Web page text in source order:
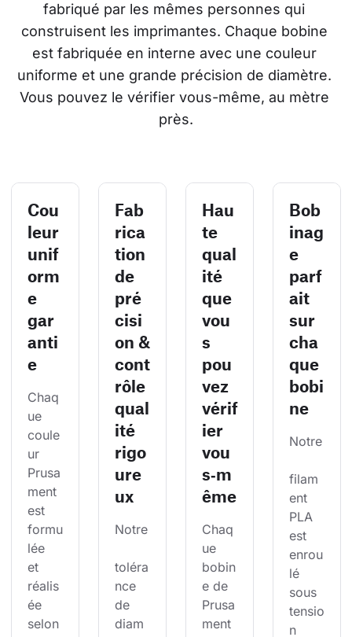
fabriqué par les mêmes personnes qui
construisent les imprimantes. Chaque bobine
est fabriquée en interne avec une couleur
uniforme et une grande précision de diamètre.
Vous pouvez le vérifier vous-même, au mètre
près.
Cou
leur
unif
orm
e
gar
anti
e
Chaq
ue
coule
ur
Prusa
ment
est
formu
lée
et
réalis
ée
selon
Fab
rica
tion
de
pré
cisi
on &
cont
rôle
qual
ité
rigo
ure
ux
Notre
toléra
nce
de
diam
Hau
te
qual
ité
que
vou
s
pou
vez
vérif
ier
vou
s‑m
ême
Chaq
ue
bobin
e de
Prusa
ment
Bob
inag
e
parf
ait
sur
cha
que
bobi
ne
Notre
filam
ent
PLA
est
enrou
lé
sous
tensio
n